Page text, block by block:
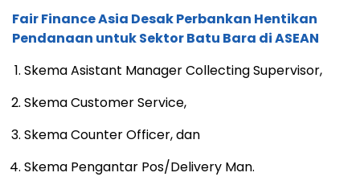
Fair Finance Asia Desak Perbankan Hentikan
Pendanaan untuk Sektor Batu Bara di ASEAN
Skema Asistant Manager Collecting Supervisor,
Skema Customer Service,
Skema Counter Officer, dan
Skema Pengantar Pos/Delivery Man.